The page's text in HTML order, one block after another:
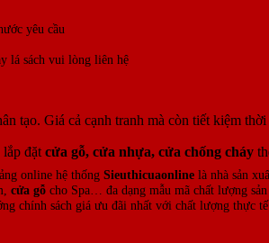
yêu cầu
lá sách vui lòng liên hệ
tạo. Giá cả cạnh tranh mà còn tiết kiệm
đặt cửa gỗ, cửa nhựa, cửa chống cháy
online hệ thống Sieuthicuaonline là nhà sản
cửa gỗ cho Spa… đa dạng mẫu mã chất lượng
chính sách giá ưu đãi nhất với chất lượng thực